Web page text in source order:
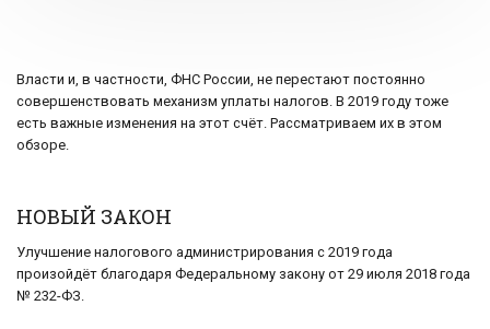
Власти и, в частности, ФНС России, не перестают постоянно
совершенствовать механизм уплаты налогов. В 2019 году тоже
есть важные изменения на этот счёт. Рассматриваем их в этом
обзоре.
НОВЫЙ ЗАКОН
Улучшение налогового администрирования с 2019 года
произойдёт благодаря Федеральному закону от 29 июля 2018 года
№ 232-ФЗ.